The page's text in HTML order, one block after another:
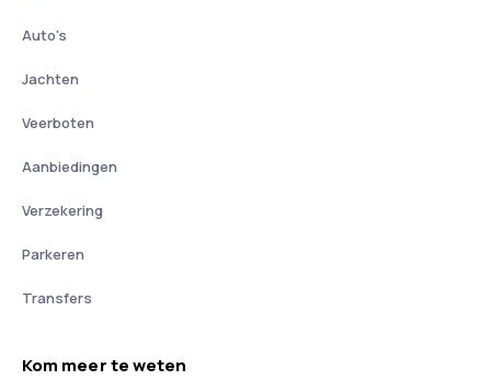
Auto's
Jachten
Veerboten
Aanbiedingen
Verzekering
Parkeren
Transfers
Kom meer te weten